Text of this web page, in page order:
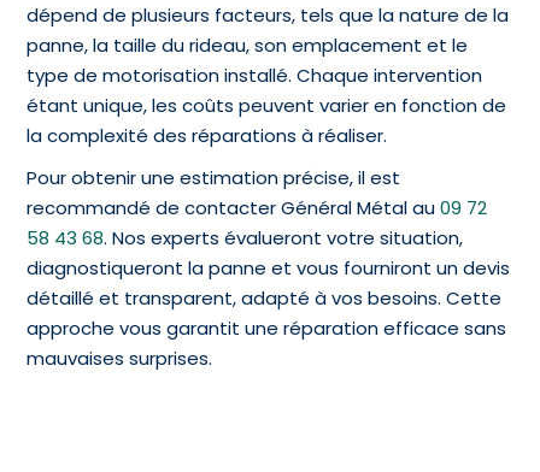
dépend de plusieurs facteurs, tels que la nature de la
panne, la taille du rideau, son emplacement et le
type de motorisation installé. Chaque intervention
étant unique, les coûts peuvent varier en fonction de
la complexité des réparations à réaliser.
Pour obtenir une estimation précise, il est
recommandé de contacter Général Métal au09 72
58 43 68. Nos experts évalueront votre situation,
diagnostiqueront la panne et vous fourniront un devis
détaillé et transparent, adapté à vos besoins. Cette
approche vous garantit une réparation efficace sans
mauvaises surprises.